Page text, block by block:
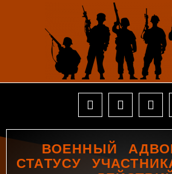
ВОЕННЫЙ
СТАТУСУ